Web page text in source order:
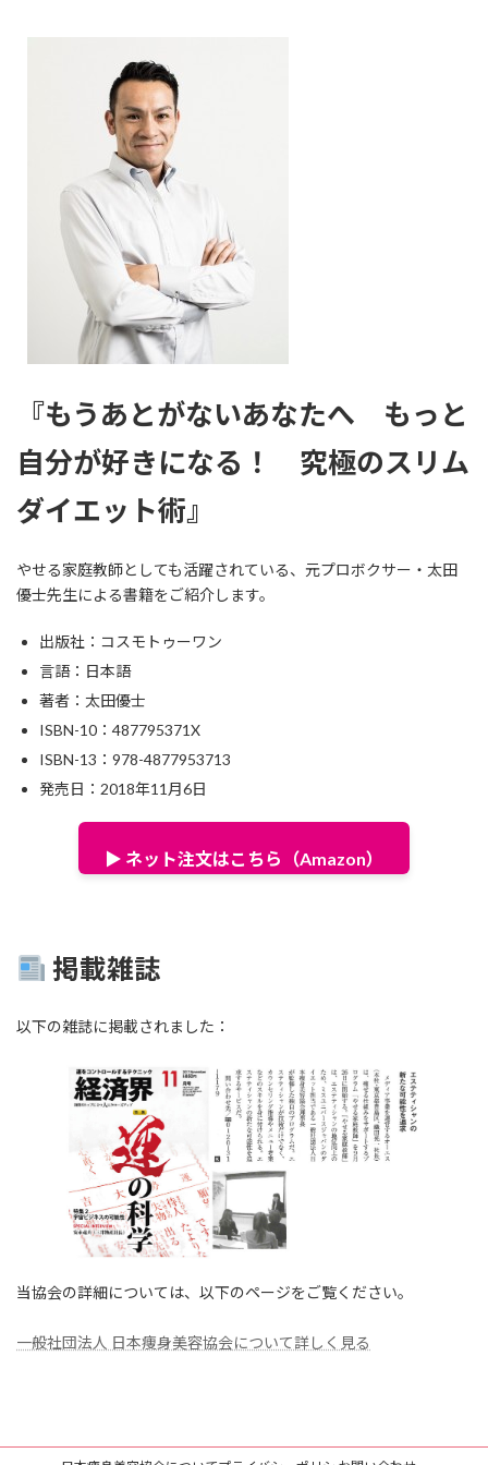
『もうあとがないあなたへ もっと
自分が好きになる！ 究極のスリム
ダイエット術』
やせる家庭教師としても活躍されている、元プロボクサー・太田
優士先生による書籍をご紹介します。
出版社：コスモトゥーワン
言語：日本語
著者：太田優士
ISBN-10：487795371X
ISBN-13：978-4877953713
発売日：2018年11月6日
▶ ネット注文はこちら（Amazon）
掲載雑誌
以下の雑誌に掲載されました：
当協会の詳細については、以下のページをご覧ください。
一般社団法人 日本痩身美容協会について詳しく見る